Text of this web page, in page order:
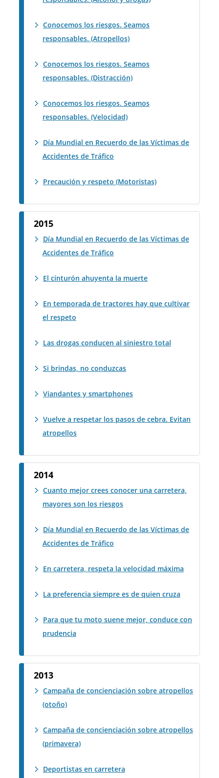
Conocemos los riesgos. Seamos
responsables. (Atropellos)
Conocemos los riesgos. Seamos
responsables. (Distracción)
Conocemos los riesgos. Seamos
responsables. (Velocidad)
Día Mundial en Recuerdo de las Víctimas de
Accidentes de Tráfico
Precaución y respeto (Motoristas)
2015
Día Mundial en Recuerdo de las Víctimas de
Accidentes de Tráfico
El cinturón ahuyenta la muerte
En temporada de tractores hay que cultivar
el respeto
Las drogas conducen al siniestro total
Si brindas, no conduzcas
Viandantes y smartphones
Vuelve a respetar los pasos de cebra. Evitan
atropellos
2014
Cuanto mejor crees conocer una carretera,
mayores son los riesgos
Día Mundial en Recuerdo de las Víctimas de
Accidentes de Tráfico
En carretera, respeta la velocidad máxima
La preferencia siempre es de quien cruza
Para que tu moto suene mejor, conduce con
prudencia
2013
Campaña de concienciación sobre atropellos
(otoño)
Campaña de concienciación sobre atropellos
(primavera)
Deportistas en carretera